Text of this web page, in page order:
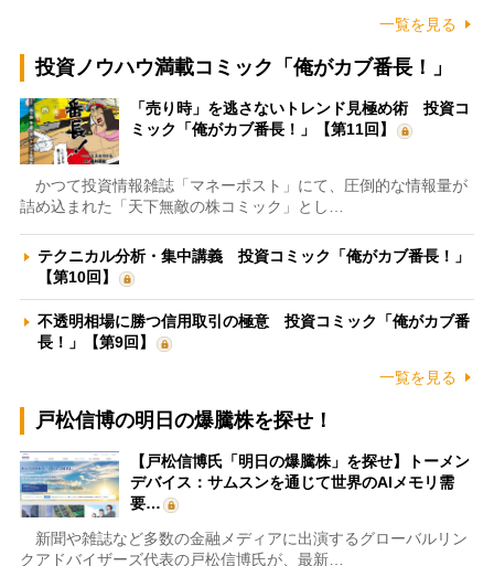
一覧を見る
投資ノウハウ満載コミック「俺がカブ番長！」
「売り時」を逃さないトレンド見極め術 投資コ
ミック「俺がカブ番長！」【第11回】
かつて投資情報雑誌「マネーポスト」にて、圧倒的な情報量が
詰め込まれた「天下無敵の株コミック」とし…
テクニカル分析・集中講義 投資コミック「俺がカブ番長！」
【第10回】
不透明相場に勝つ信用取引の極意 投資コミック「俺がカブ番
長！」【第9回】
一覧を見る
戸松信博の明日の爆騰株を探せ！
【戸松信博氏「明日の爆騰株」を探せ】トーメン
デバイス：サムスンを通じて世界のAIメモリ需
要…
新聞や雑誌など多数の金融メディアに出演するグローバルリン
クアドバイザーズ代表の戸松信博氏が、最新…